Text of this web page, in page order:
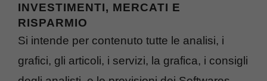
INVESTIMENTI, MERCATI E
RISPARMIO
Si intende per contenuto tutte le analisi, i
grafici, gli articoli, i servizi, la grafica, i consigli